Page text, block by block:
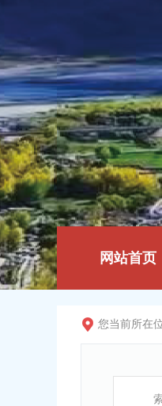
网站首页
您当前所在